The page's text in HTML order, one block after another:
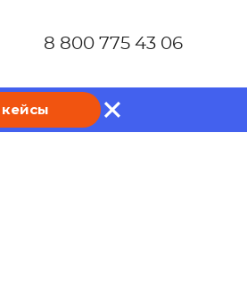
8 800 775 43 06